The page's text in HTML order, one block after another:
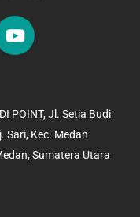
Y
o
b
e
POINT, Jl. Setia Budi
Sari, Kec. Medan
Sumatera Utara